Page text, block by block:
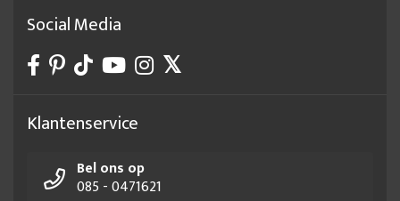
Social Media
Klantenservice
Bel ons op
085 - 0471621